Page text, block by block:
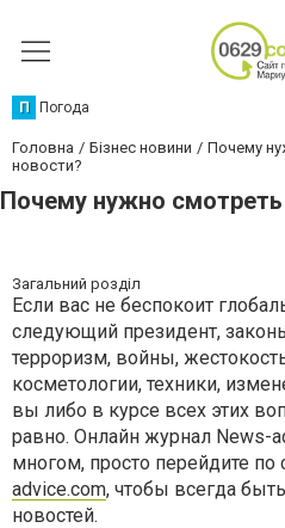
П Погода
Головна Бізнес новини
Почему
новости?
Почему нужно смотреть
Загальний розділ
Если вас не беспокоит
следующий президент,
терроризм, войны,
косметологии, техники,
вы либо в курсе всех этих
равно. Онлайн журнал News-
многом, просто перейдите по
advice.com, чтобы всегда
новостей.